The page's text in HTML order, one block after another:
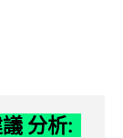
分析: